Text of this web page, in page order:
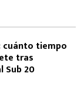
cuánto tiempo
tras
Sub 20